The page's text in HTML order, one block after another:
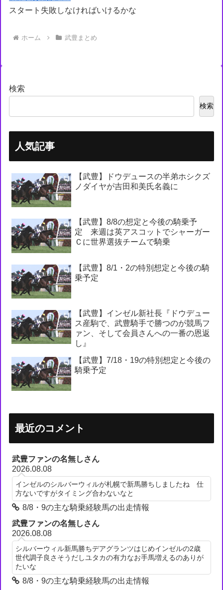
スタート失敗しなければいけるかな
ホーム 武豊まとめ
検索
検索
人気記事
【武豊】ドウデュースの半弟ホシクズ
ノダイヤが吉田和美氏名義に
【武豊】8/8の想定と今後の騎乗予
定 来週は英アスコットでシャーガー
Ｃに世界選抜チームで騎乗
【武豊】8/1・2の特別想定と今後の騎
乗予定
【武豊】インゼル新社長『ドウデュー
ス産駒で、武豊騎手で勝つのが競馬フ
ァン、そして会員さんへの一番の恩返
し』
【武豊】7/18・19の特別想定と今後の
騎乗予定
最近のコメント
武豊ファンの名無しさん
2026.08.08
インゼルのシルバーウィルが札幌で新馬勝ちしましたね 仕
方ないですがタイミング合わないなと
8/8・9の主な騎乗経験馬の出走情報
武豊ファンの名無しさん
2026.08.08
シルバーウィル新馬勝ちデアグランツはじめインゼルの2歳
世代調子良さそうだしユタカの有力なお手馬増えるのありが
たいな
8/8・9の主な騎乗経験馬の出走情報